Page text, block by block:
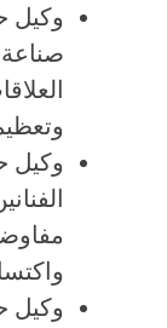
صناعة
وكيل
وكيل